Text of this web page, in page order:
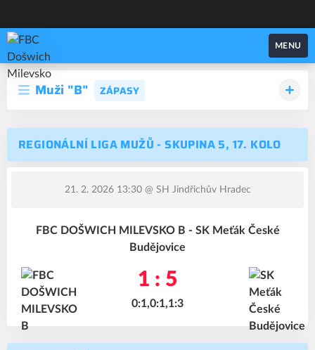
FBC Došwich Milevsko
MENU
Muži "B" ZÁPASY
REGIONÁLNÍ LIGA MUŽŮ - SKUPINA 5, 17. KOLO
21. 2. 2026 13:30@ SH Jindřichův Hradec
FBC DOŠWICH MILEVSKO B - SK Meťák České
Budějovice
1 : 5
0:1,0:1,1:3